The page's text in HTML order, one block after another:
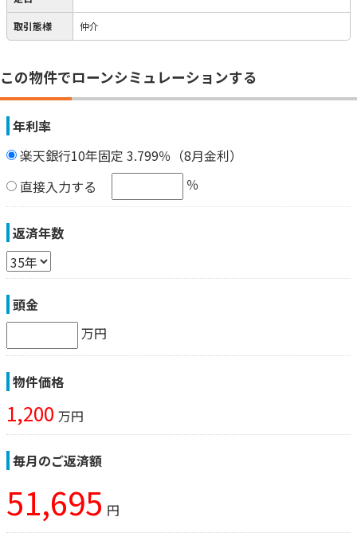
取引態様 仲介
この物件でローンシミュレーションする
年利率
楽天銀行10年固定 3.799％（8月金利）
直接入力する
％
返済年数
頭金
万円
物件価格
1,200 万円
毎月のご返済額
51,695 円